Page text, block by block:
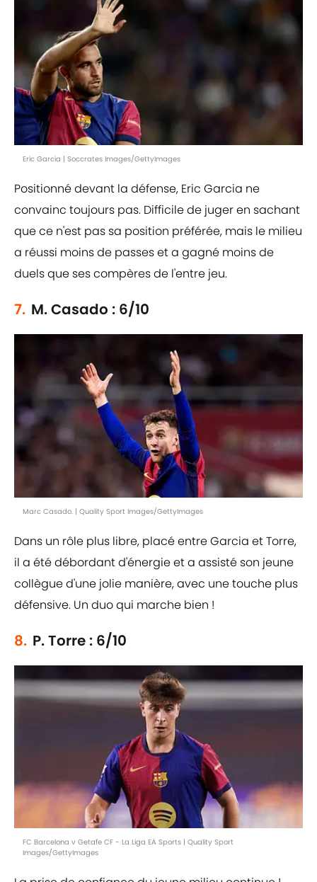
Eric Garcia | Soccrates Images/GettyImages
Positionné devant la défense, Eric Garcia ne
convainc toujours pas. Difficile de juger en sachant
que ce n'est pas sa position préférée, mais le milieu
a réussi moins de passes et a gagné moins de
duels que ses compères de l'entre jeu.
7. M. Casado : 6/10
Marc Casado. | Quality Sport Images/GettyImages
Dans un rôle plus libre, placé entre Garcia et Torre,
il a été débordant d'énergie et a assisté son jeune
collègue d'une jolie manière, avec une touche plus
défensive. Un duo qui marche bien !
8. P. Torre : 6/10
FC Barcelona v Getafe CF - La Liga EA Sports | Quality Sport
Images/GettyImages